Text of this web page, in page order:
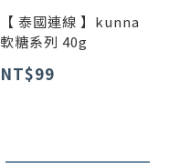
【 泰國連線 】kunna
軟糖系列 40g
NT$99